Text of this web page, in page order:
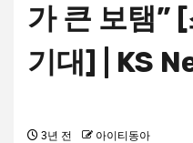
가 큰 보탬”
기대] | KS
3년 전 아이티동아